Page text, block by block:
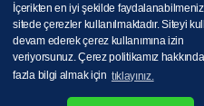
İçerikten en iyi şekilde
sitede çerezler kullanılmaktadır. Siteyi
devam ederek çerez kullanımına izin
veriyorsunuz. Çerez politikamız
fazla bilgi almak için tıklayınız.
BAKA
0246 224
Bu sitede yayınlanan her
Kalkınma Ajansı tarafından